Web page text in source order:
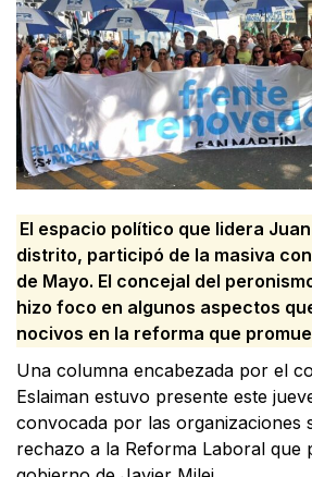
El espacio político que lidera
distrito, participó de la masiva
de Mayo. El concejal del
hizo foco en algunos aspectos
nocivos en la reforma que
Una columna encabezada por el
Eslaiman estuvo presente este
convocada por las organizaciones
rechazo a la Reforma Laboral que